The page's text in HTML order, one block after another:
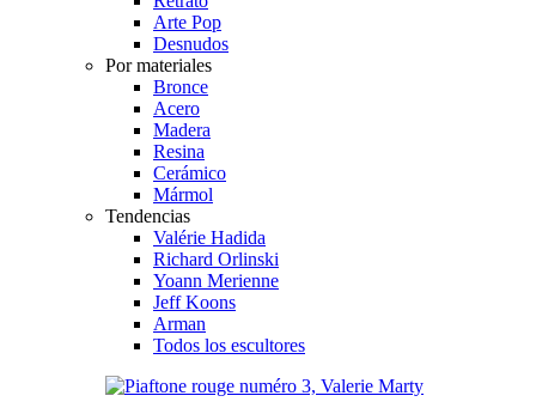
Arte Pop
Desnudos
Por materiales
Bronce
Acero
Madera
Resina
Cerámico
Mármol
Tendencias
Valérie Hadida
Richard Orlinski
Yoann Merienne
Jeff Koons
Arman
Todos los escultores